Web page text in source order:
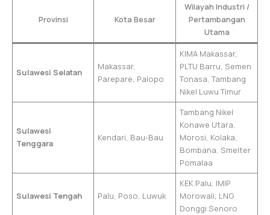
Provinsi Kota Besar
Wilayah Industri /
Pertambangan
Utama
Sulawesi Selatan
Makassar,
Parepare, Palopo
KIMA Makassar,
PLTU Barru, Semen
Tonasa, Tambang
Nikel Luwu Timur
Sulawesi
Tenggara
Kendari, Bau-Bau
Tambang Nikel
Konawe Utara,
Morosi, Kolaka,
Bombana, Smelter
Pomalaa
Sulawesi Tengah Palu, Poso, Luwuk
KEK Palu, IMIP
Morowali, LNG
Donggi Senoro